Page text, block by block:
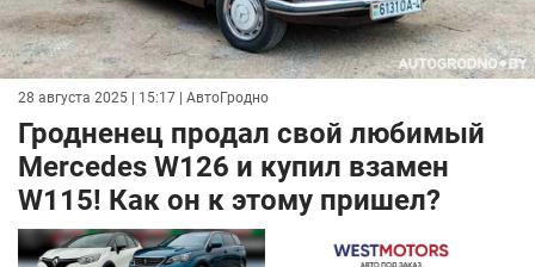
28 августа 2025 | 15:17 | АвтоГродно
Гродненец продал свой любимый
Mercedes W126 и купил взамен
W115! Как он к этому пришел?